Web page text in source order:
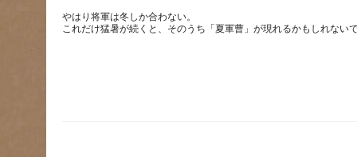
やはり将軍は冬しか合わない。